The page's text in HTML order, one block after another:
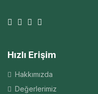
Hızlı Erişim
Hakkımızda
Değerlerimiz